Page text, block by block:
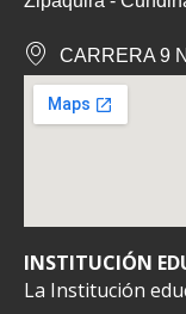
CARRERA 9
INSTITUCIÓN
La Institución